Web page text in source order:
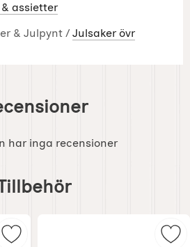
assietter
& Julpynt / Julsaker övr
har inga recensioner
Markera skål